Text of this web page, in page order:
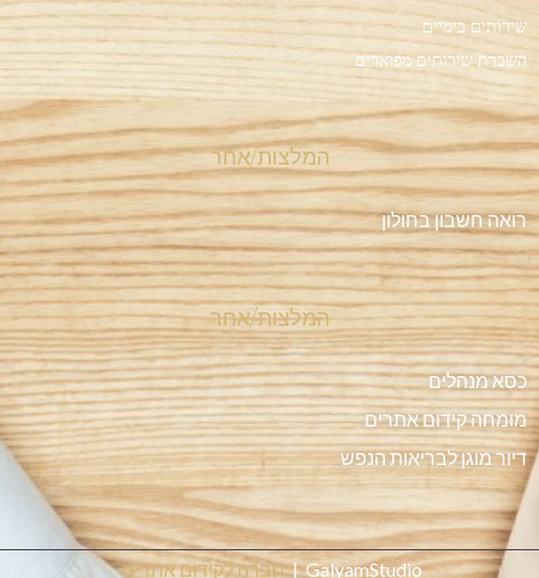
שירותים כימיים
השכרת שירותים מפוארים
המלצות/אחר
רואה חשבון בחולון
המלצות/אחר
כסא מנהלים
מומחה קידום אתרים
דיור מוגן לבריאות הנפש
GalyamStudio | חברה לקידום אתרים